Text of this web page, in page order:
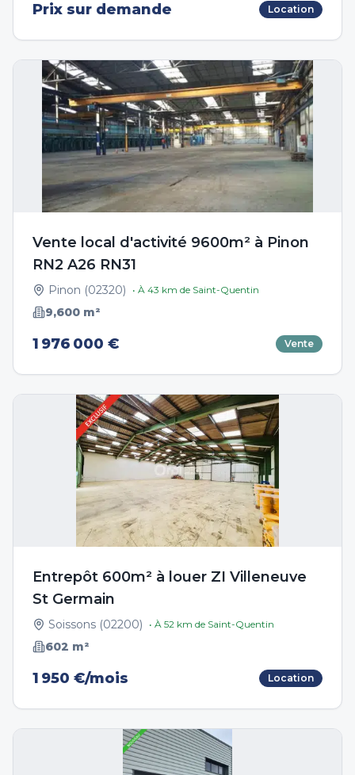
Prix sur demande Location
Vente local d'activité 9600m² à Pinon
RN2 A26 RN31
Pinon (02320) • À 43 km de Saint-Quentin
9,600 m²
1 976 000 € Vente
Entrepôt 600m² à louer ZI Villeneuve
St Germain
Soissons (02200) • À 52 km de Saint-Quentin
602 m²
1 950 €/mois Location